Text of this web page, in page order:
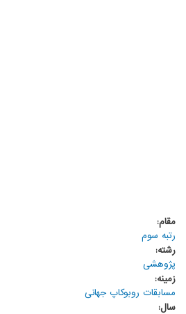
مقام:
رتبه سوم
رشته:
پژوهشی
زمینه:
مسابقات روبوکاپ جهانی
سال: